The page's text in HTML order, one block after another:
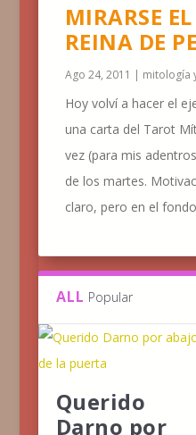
MIRARSE
REINA DE
Ago 24, 2011 | mitología
Hoy volví a hacer el
una carta del Tarot
vez (para mis
de los martes.
claro, pero en el
ALL Popular
Querido
Darno por